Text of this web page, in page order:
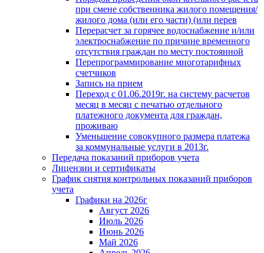
при смене собственника жилого помещения/
жилого дома (или его части) (или перев
Перерасчет за горячее водоснабжение и/или
электроснабжение по причине временного
отсутствия граждан по месту постоянной
Перепрограммирование многотарифных
счетчиков
Запись на прием
Переход с 01.06.2019г. на систему расчетов
месяц в месяц с печатью отдельного
платежного документа для граждан,
проживаю
Уменьшение совокупного размера платежа
за коммунальные услуги в 2013г.
Передача показаний приборов учета
Лицензии и сертификаты
График снятия контрольных показаний приборов
учета
Графики на 2026г
Август 2026
Июль 2026
Июнь 2026
Май 2026